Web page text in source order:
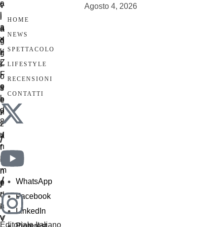
Agosto 4, 2026
HOME
NEWS
SPETTACOLO
LIFESTYLE
RECENSIONI
CONTATTI
/
/
Editoriale Italiano
WhatsApp
Facebook
LinkedIn